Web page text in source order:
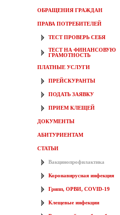
ОБРАЩЕНИЯ ГРАЖДАН
ПРАВА ПОТРЕБИТЕЛЕЙ
ТЕСТ ПРОВЕРЬ СЕБЯ
ТЕСТ НА ФИНАНСОВУЮ
ГРАМОТНОСТЬ
ПЛАТНЫЕ УСЛУГИ
ПРЕЙСКУРАНТЫ
ПОДАТЬ ЗАЯВКУ
ПРИЕМ КЛЕЩЕЙ
ДОКУМЕНТЫ
АБИТУРИЕНТАМ
СТАТЬИ
Вакцинопрофилактика
Коронавирусная инфекция
Грипп, ОРВИ, COVID-19
Клещевые инфекции